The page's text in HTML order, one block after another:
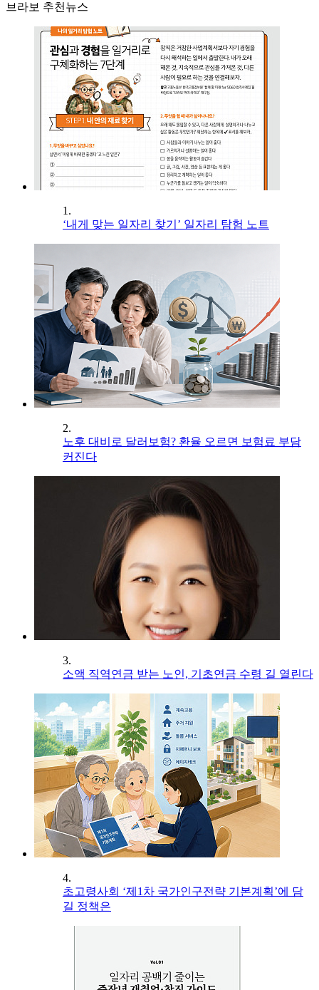
브라보 추천뉴스
1.
‘내게 맞는 일자리 찾기’ 일자리 탐험 노트
2.
노후 대비로 달러보험? 환율 오르면 보험료 부담
커진다
3.
소액 직역연금 받는 노인, 기초연금 수령 길 열린다
4.
초고령사회 ‘제1차 국가인구전략 기본계획’에 담
길 정책은